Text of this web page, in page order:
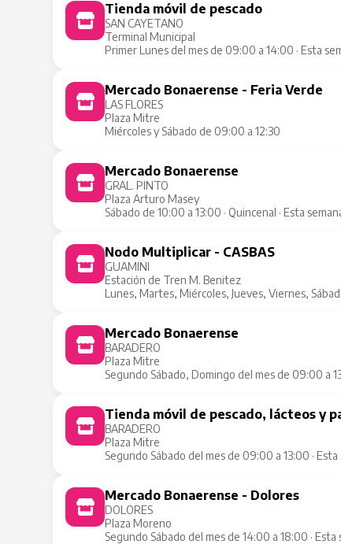
Tienda móvil de pescado
SAN CAYETANO
Terminal Municipal
Primer Lunes del mes de 09:00 a 14:00 · Esta
Mercado Bonaerense - Feria Verde
LAS FLORES
Plaza Mitre
Miércoles y Sábado de 09:00 a 12:30
Mercado Bonaerense
GRAL. PINTO
Plaza Arturo Masey
Sábado de 10:00 a 13:00 · Quincenal · Esta
Nodo Multiplicar - CASBAS
GUAMINI
Estación de Tren M. Benitez
Lunes, Martes, Miércoles, Jueves, Viernes,
Mercado Bonaerense
BARADERO
Plaza Mitre
Segundo Sábado, Domingo del mes de 09:00 a
Tienda móvil de pescado, lácteos y
BARADERO
Plaza Mitre
Segundo Sábado del mes de 09:00 a 13:00 ·
Mercado Bonaerense - Dolores
DOLORES
Plaza Moreno
Segundo Sábado del mes de 14:00 a 18:00 ·